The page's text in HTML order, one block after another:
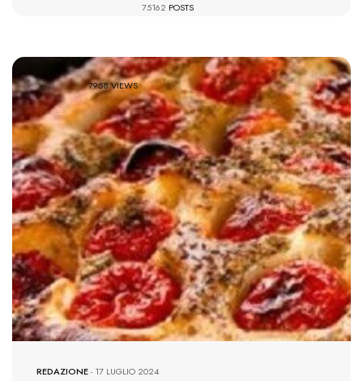
75162 POSTS
7958 VIEWS
REDAZIONE-17 LUGLIO 2024